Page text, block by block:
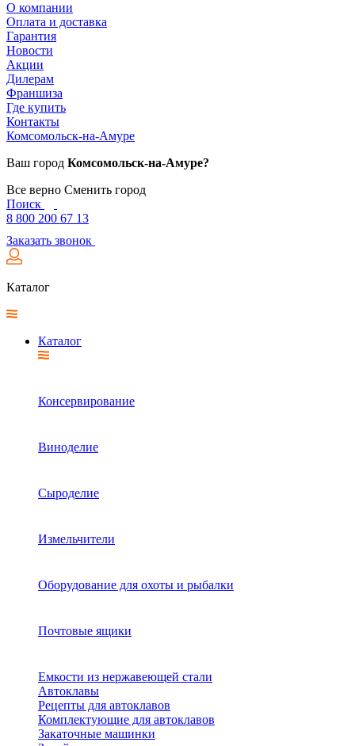
О компании
Оплата и доставка
Гарантия
Новости
Акции
Дилерам
Франшиза
Где купить
Контакты
Комсомольск-на-Амуре
Ваш город Комсомольск-на-Амуре?
Все верно Сменить город
Поиск
8 800 200 67 13
Заказать звонок
Каталог
Каталог
Консервирование
Виноделие
Сыроделие
Измельчители
Оборудование для охоты и рыбалки
Почтовые ящики
Емкости из нержавеющей стали
Автоклавы
Рецепты для автоклавов
Комплектующие для автоклавов
Закаточные машинки